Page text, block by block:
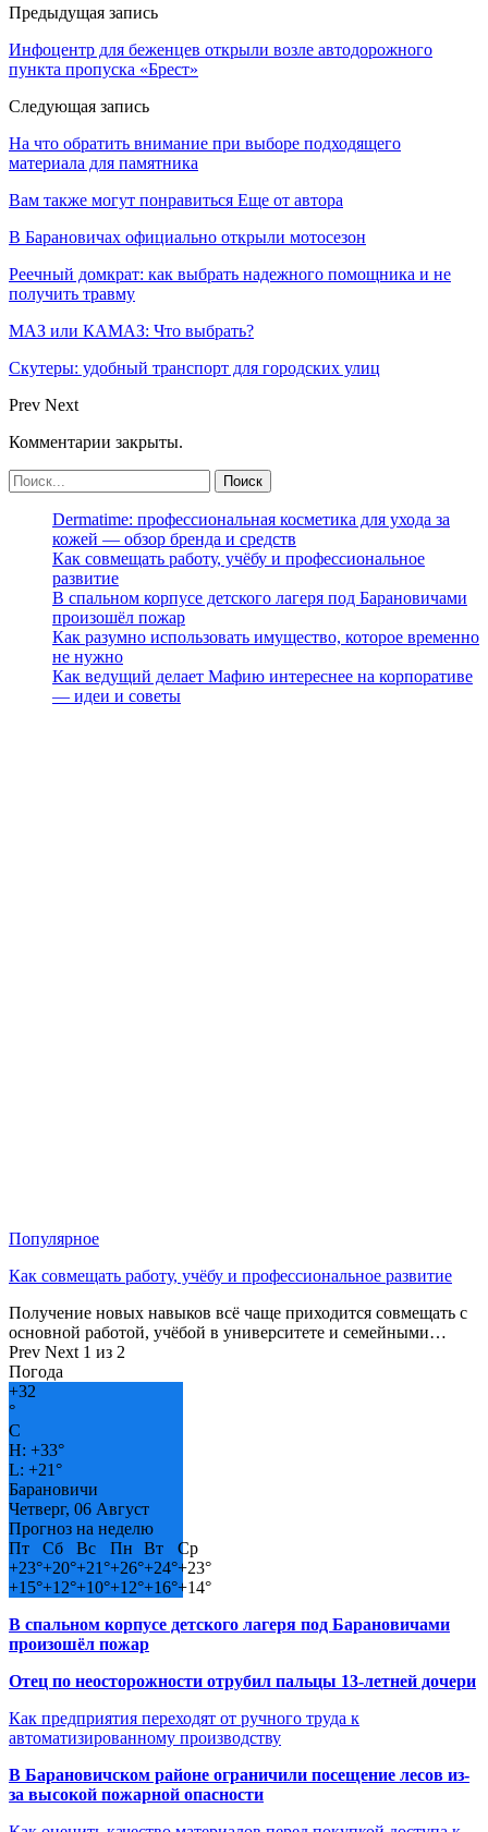
Предыдущая запись
Инфоцентр для беженцев открыли возле автодорожного
пункта пропуска «Брест»
Следующая запись
На что обратить внимание при выборе подходящего
материала для памятника
Вам также могут понравиться Еще от автора
В Барановичах официально открыли мотосезон
Реечный домкрат: как выбрать надежного помощника и не
получить травму
МАЗ или КАМАЗ: Что выбрать?
Скутеры: удобный транспорт для городских улиц
Prev Next
Комментарии закрыты.
Dermatime: профессиональная косметика для ухода за
кожей — обзор бренда и средств
Как совмещать работу, учёбу и профессиональное
развитие
В спальном корпусе детского лагеря под Барановичами
произошёл пожар
Как разумно использовать имущество, которое временно
не нужно
Как ведущий делает Мафию интереснее на корпоративе
— идеи и советы
Популярное
Как совмещать работу, учёбу и профессиональное развитие
Получение новых навыков всё чаще приходится совмещать с
основной работой, учёбой в университете и семейными…
Prev Next 1 из 2
Погода
+32
°
C
H: +33°
L: +21°
Барановичи
Четверг, 06 Август
Прогноз на неделю
Пт
Сб Вс Пн Вт
Ср
+23°+20°+21°+26°+24°+23°
+15°+12°+10°+12°+16°+14°
В спальном корпусе детского лагеря под Барановичами
произошёл пожар
Отец по неосторожности отрубил пальцы 13-летней дочери
Как предприятия переходят от ручного труда к
автоматизированному производству
В Барановичском районе ограничили посещение лесов из-
за высокой пожарной опасности